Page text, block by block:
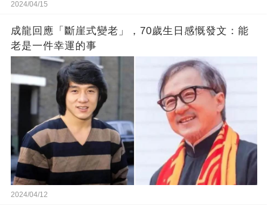
2024/04/15
成龍回應「斷崖式變老」，70歲生日感慨發文：能
老是一件幸運的事
2024/04/12